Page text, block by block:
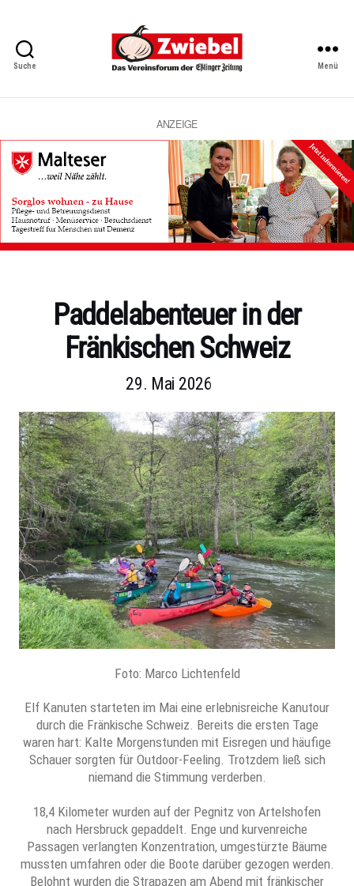
Suche
Vereinsforum
Eßlinger
Zeitung
Menü
ANZEIGE
KategorienPaddelabenteuer in der
Fränkischen Schweiz
29. Mai 2026
Foto: Marco Lichtenfeld
Elf Kanuten starteten im Mai eine erlebnisreiche Kanutour
durch die Fränkische Schweiz. Bereits die ersten Tage
waren hart: Kalte Morgenstunden mit Eisregen und häufige
Schauer sorgten für Outdoor-Feeling. Trotzdem ließ sich
niemand die Stimmung verderben.
18,4 Kilometer wurden auf der Pegnitz von Artelshofen
nach Hersbruck gepaddelt. Enge und kurvenreiche
Passagen verlangten Konzentration, umgestürzte Bäume
mussten umfahren oder die Boote darüber gezogen werden.
Belohnt wurden die Strapazen am Abend mit fränkischer